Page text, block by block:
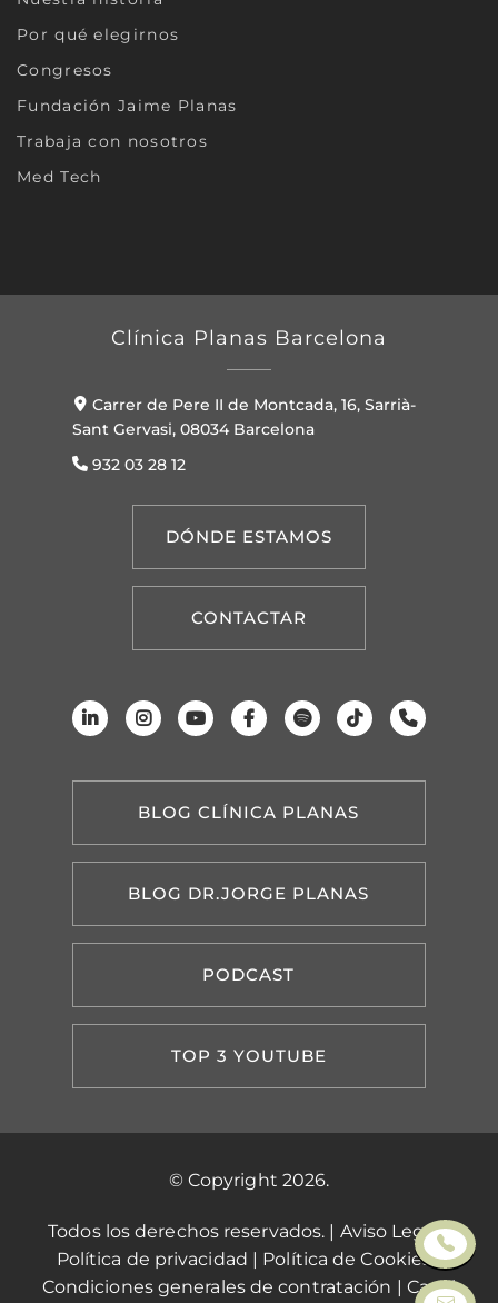
Por qué elegirnos
Congresos
Fundación Jaime Planas
Trabaja con nosotros
Med Tech
Clínica Planas Barcelona
Carrer de Pere II de Montcada, 16, Sarrià-
Sant Gervasi, 08034 Barcelona
932 03 28 12
DÓNDE ESTAMOS
CONTACTAR
BLOG CLÍNICA PLANAS
BLOG DR.JORGE PLANAS
PODCAST
TOP 3 YOUTUBE
© Copyright 2026.
Todos los derechos reservados. | Aviso Legal|
Política de privacidad | Política de Cookies|
Condiciones generales de contratación | Canal